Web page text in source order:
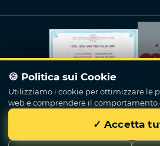
🍪 Politica sui Cookie
Utilizziamo i cookie per ottimizzare le
web e comprendere il comportamento
✓ Accetta